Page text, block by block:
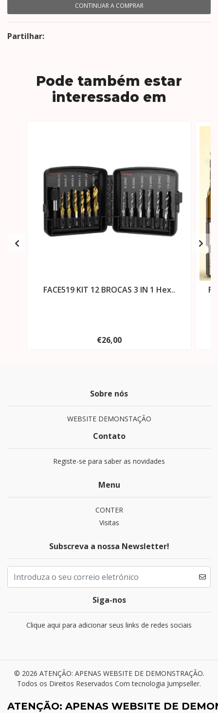
CONTINUAR A COMPRAR
Partilhar:
Pode também estar
interessado em
FACE519 KIT 12 BROCAS 3 IN 1 Hex..
€26,00
Sobre nós
WEBSITE DEMONSTAÇÃO
Contato
Registe-se para saber as novidades
Menu
CONTER
Visitas
Subscreva a nossa Newsletter!
Siga-nos
Clique aqui para adicionar seus links de redes sociais
© 2026 ATENÇÃO: APENAS WEBSITE DE DEMONSTRAÇÃO.
Todos os Direitos Reservados Com tecnologia Jumpseller.
ATENÇÃO: APENAS WEBSITE DE